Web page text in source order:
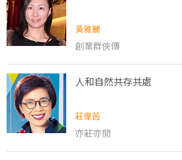
黃雅麗
創業群俠傳
人和自然共存共處
莊偉茵
亦莊亦閒